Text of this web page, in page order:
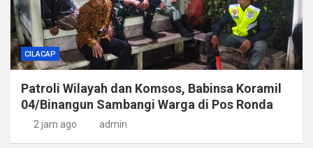
CILACAP
Patroli Wilayah dan Komsos, Babinsa Koramil
04/Binangun Sambangi Warga di Pos Ronda
2 jam ago admin